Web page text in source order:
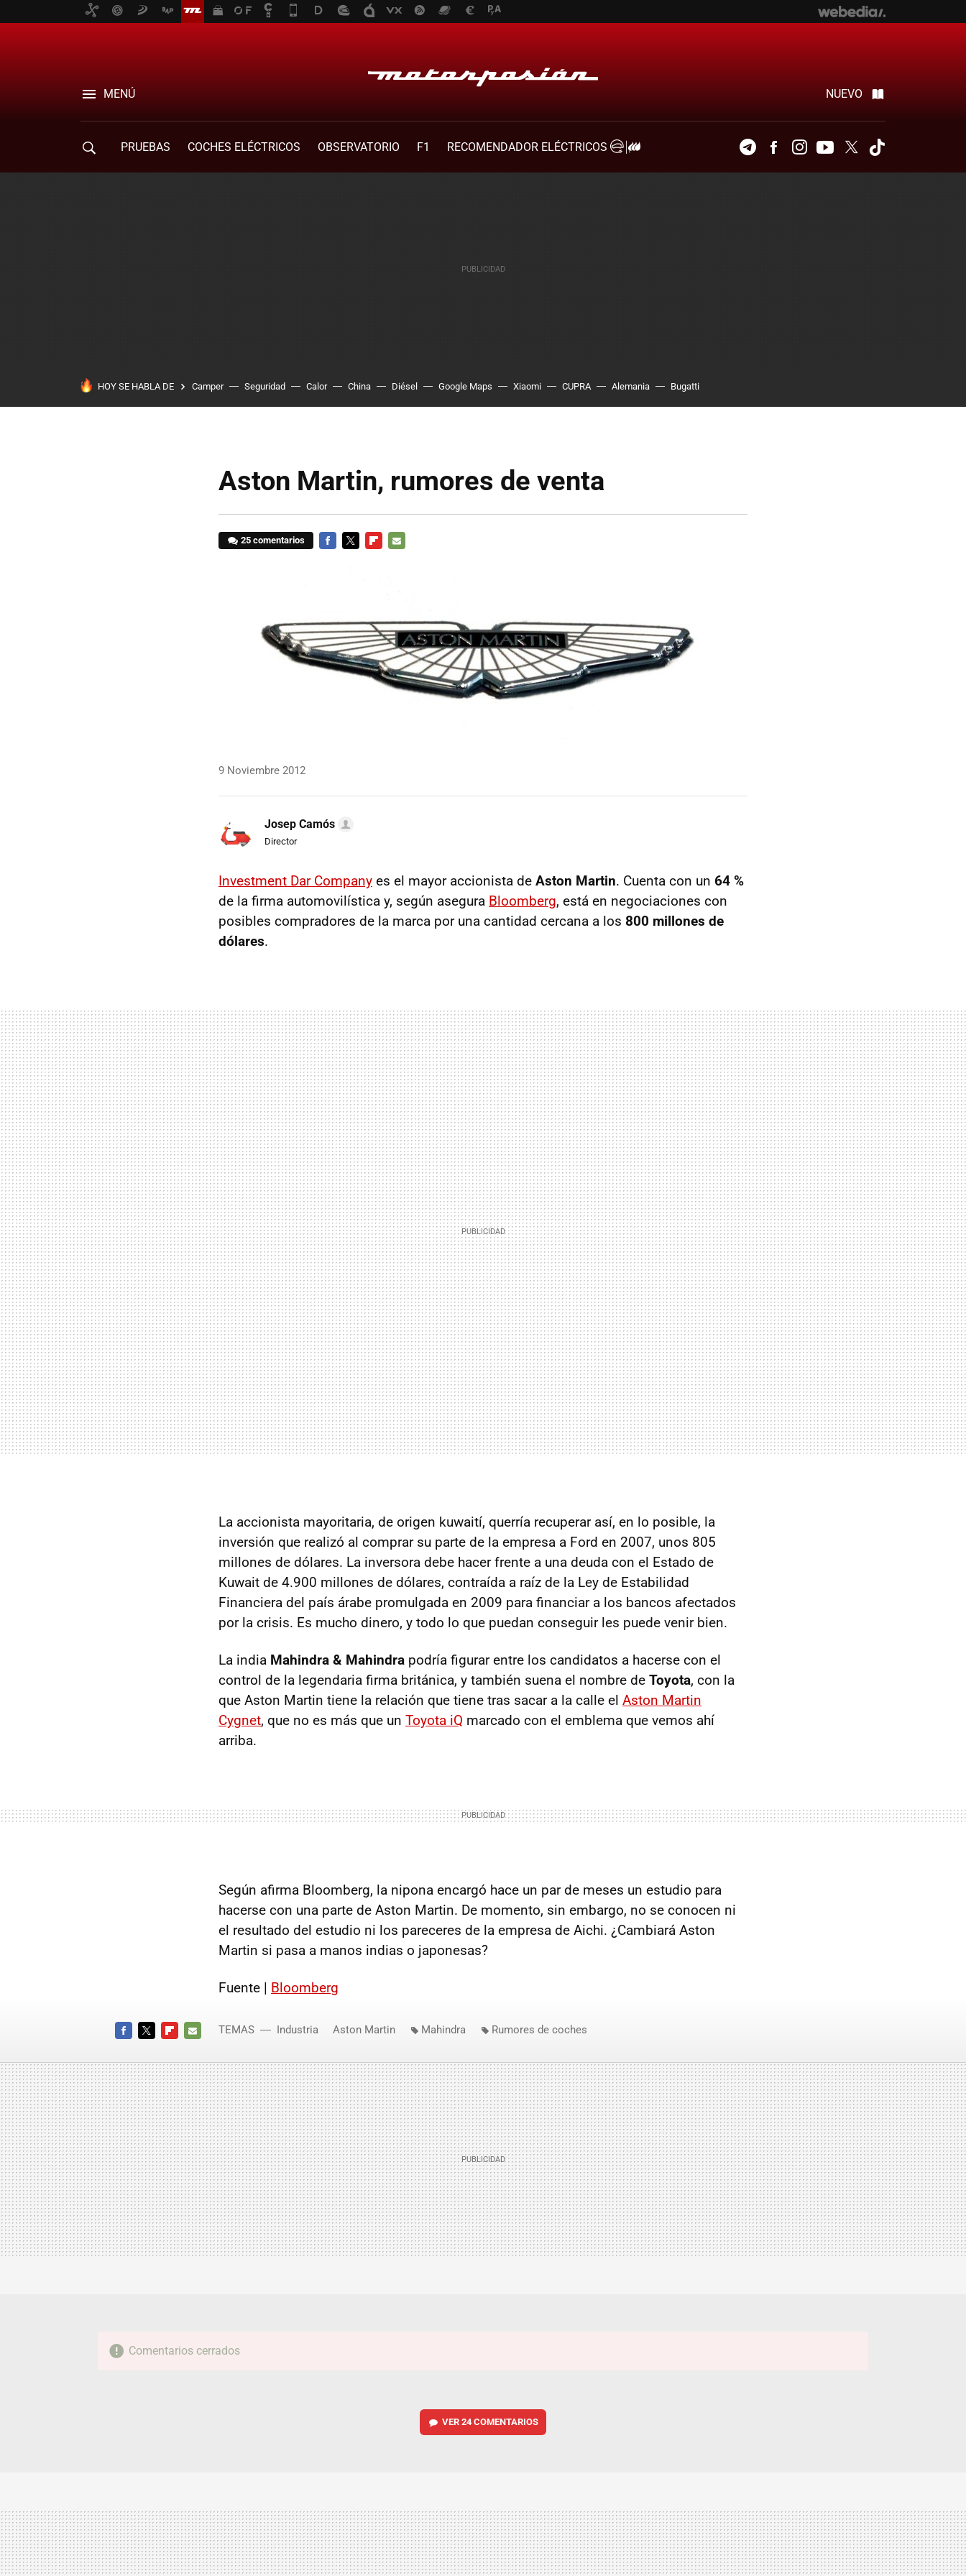
MENÚ NUEVO
PRUEBAS COCHES ELÉCTRICOS OBSERVATORIO F1
RECOMENDADOR ELÉCTRICOS
TelegramFacebookInstagramYoutubeTwitter
HOY SE HABLA DE Camper Seguridad Calor China Diésel Google Maps Xiaomi CUPRA Alemania Bugatti
Aston Martin, rumores de venta
25 comentarios
9 Noviembre 2012
Josep Camós
Director
Investment Dar Company es el mayor accionista de Aston Martin. Cuenta con un 64 %
de la firma automovilística y, según asegura Bloomberg, está en negociaciones con
posibles compradores de la marca por una cantidad cercana a los 800 millones de
dólares.
La accionista mayoritaria, de origen kuwaití, querría recuperar así, en lo posible, la
inversión que realizó al comprar su parte de la empresa a Ford en 2007, unos 805
millones de dólares. La inversora debe hacer frente a una deuda con el Estado de
Kuwait de 4.900 millones de dólares, contraída a raíz de la Ley de Estabilidad
Financiera del país árabe promulgada en 2009 para financiar a los bancos afectados
por la crisis. Es mucho dinero, y todo lo que puedan conseguir les puede venir bien.
La india Mahindra & Mahindra podría figurar entre los candidatos a hacerse con el
control de la legendaria firma británica, y también suena el nombre de Toyota, con la
que Aston Martin tiene la relación que tiene tras sacar a la calle el Aston Martin
Cygnet, que no es más que un Toyota iQ marcado con el emblema que vemos ahí
arriba.
Según afirma Bloomberg, la nipona encargó hace un par de meses un estudio para
hacerse con una parte de Aston Martin. De momento, sin embargo, no se conocen ni
el resultado del estudio ni los pareceres de la empresa de Aichi. ¿Cambiará Aston
Martin si pasa a manos indias o japonesas?
Fuente | Bloomberg
MAIL
TEMAS Industria Aston Martin Mahindra Rumores de coches
Comentarios cerrados
VER 24 COMENTARIOS